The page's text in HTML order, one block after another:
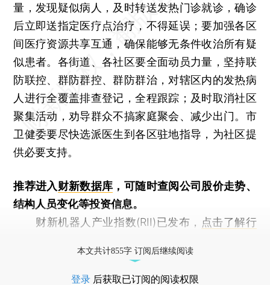
量，发现疑似病人，及时转送发热门诊就诊，确诊
后立即送指定医疗点治疗，不得延误；要加强各区
间医疗资源共享互通，确保能够无条件收治所有疑
似患者。各街道、各社区要全面动员力量，坚持联
防联控、群防群控、群防群治，对辖区内的发热病
人进行全覆盖排查登记，全程跟踪；及时取消社区
聚集活动，劝导群众不搞家庭聚会、减少出门。市
卫健委要尽快选派医生到各区驻地指导，为社区提
供必要支持。
推荐进入财新数据库 ，可随时查阅公司股价走势、
结构人员变化等投资信息。
财新机器人产业指数(RII)已发布， 点击了解行
本文共计855字 订阅后继续阅读
登录 后获取已订阅的阅读权限